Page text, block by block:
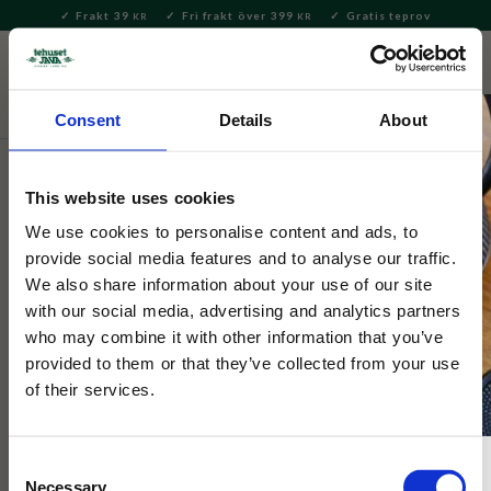
Consent Details About
This website uses cookies
We use cookies to personalise content and ads, to
provide social media features and to analyse our traffic.
We also share information about your use of our site
with our social media, advertising and analytics partners
who may combine it with other information that you’ve
provided to them or that they’ve collected from your use
of their services.
Necessary
Meny
Frakt 39 KR Fri frakt över 399 KR Gratis teprov
Hem & Inredningsdetaljer
Selected by Tehuset Java
Plåtburk Knäpplock Get Away
400g
Kaffeburk 400g. Tättslutande lock med gångjärn som förlänger
ditt kaffes hållbarhet.